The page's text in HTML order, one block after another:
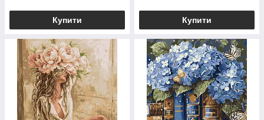
Купити Купити